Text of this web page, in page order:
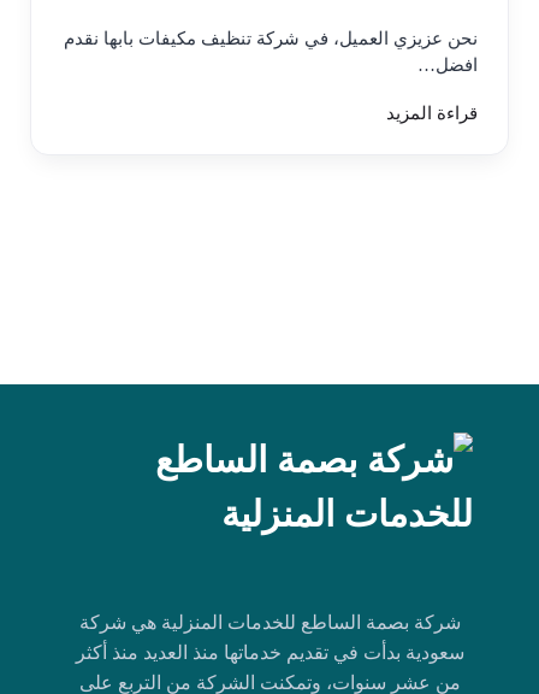
نحن عزيزي العميل، في شركة تنظيف مكيفات بابها نقدم
افضل…
قراءة المزيد
شركة بصمة الساطع للخدمات المنزلية هي شركة
سعودية بدأت في تقديم خدماتها منذ العديد منذ أكثر
من عشر سنوات، وتمكنت الشركة من التربع على